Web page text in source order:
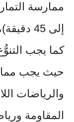
إلى 45 دقيقة)، ومن(3 إلى 5) مرَّات أسبوعياً.
كما يجب
حيث يجب
والرياضات
المقاومة